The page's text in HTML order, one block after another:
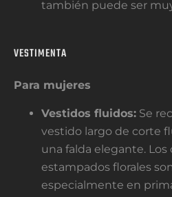
también puede ser
VESTIMENTA
Para mujeres
Vestidos fluidos: Se
vestido largo de corte
una falda elegante. Los
estampados florales
especialmente en